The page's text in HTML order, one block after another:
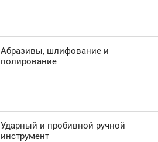
Абразивы, шлифование и
полирование
Ударный и пробивной ручной
инструмент